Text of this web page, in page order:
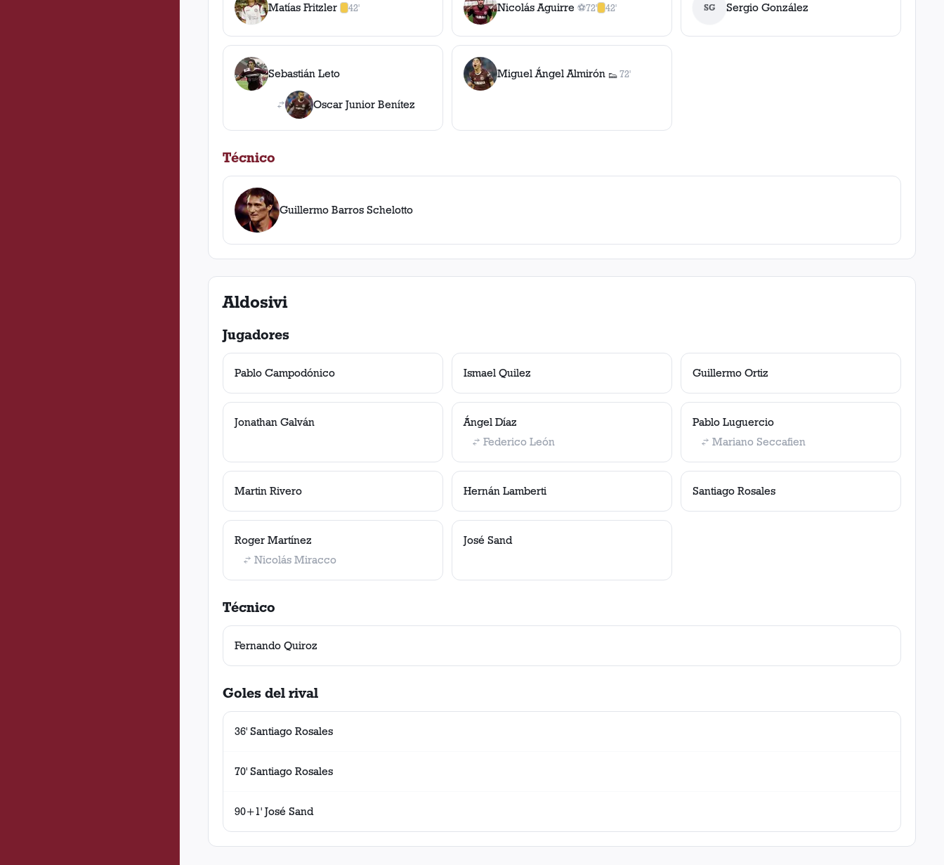
Matías Fritzler 42'
1amarilla Nicolás Aguirre ⚽
1gol, 72'
72' 42'
1amarilla
SG Sergio González
Sebastián Leto
Oscar Junior Benítez
Miguel Ángel Almirón 👟
1asistencia
72'
Técnico
Guillermo Barros Schelotto
Aldosivi
Jugadores
Pablo Campodónico Ismael Quilez Guillermo Ortiz
Jonathan Galván
Ángel Díaz
Federico León
Pablo Luguercio
Mariano Seccafien
Martin Rivero Hernán Lamberti Santiago Rosales
Roger Martínez
Nicolás Miracco
José Sand
Técnico
Fernando Quiroz
Goles del rival
36' Santiago Rosales
70' Santiago Rosales
90+1' José Sand